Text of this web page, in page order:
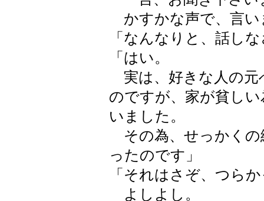
かすかな声で、言い
「なんなりと、話し
「はい。
実は、好きな人の元
のですが、家が貧し
いました。
その為、せっかくの
ったのです」
「それはさぞ、つら
よしよし。